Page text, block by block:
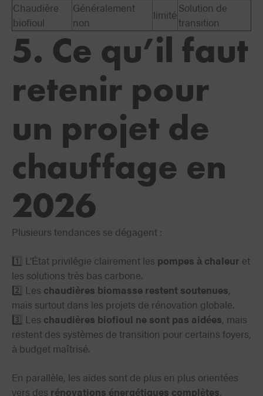
Chaudière
biofioul
Généralement
non
limitéSolution de
transition
5. Ce qu’il faut
retenir pour
un projet de
chauffage en
2026
Plusieurs tendances se dégagent :
1️⃣ L’État privilégie clairement les pompes à chaleur et
les solutions très bas carbone.
2️⃣ Les chaudières biomasse restent soutenues,
mais surtout dans les projets de rénovation globale.
3️⃣ Les chaudières biofioul ne sont pas aidées, mais
restent des systèmes de transition pour certains foyers,
à budget maîtrisé.
En parallèle, les aides sont de plus en plus orientées
vers des rénovations énergétiques complètes,